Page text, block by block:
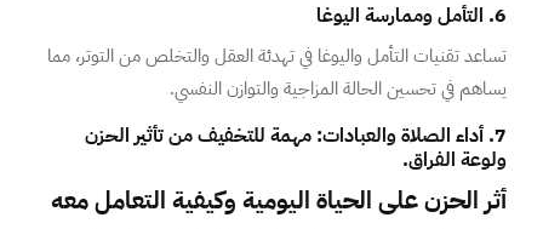
6. التأمل وممارسة اليوغا
تساعد تقنيات التأمل واليوغا في تهدئة العقل والتخلص من التوتر، مما
يساهم في تحسين الحالة المزاجية والتوازن النفسي.
7. أداء الصلاة والعبادات: مهمة للتخفيف من تأثير الحزن
ولوعة الفراق.
أثر الحزن على الحياة اليومية وكيفية التعامل معه